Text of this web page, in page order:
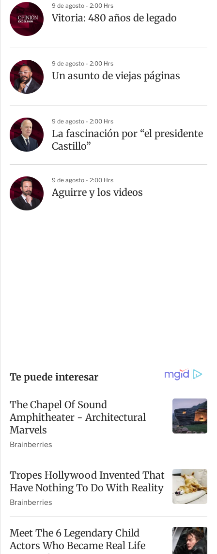
9 de agosto - 2:00 Hrs
Vitoria: 480 años de legado
9 de agosto - 2:00 Hrs
Un asunto de viejas páginas
9 de agosto - 2:00 Hrs
La fascinación por “el presidente
Castillo”
9 de agosto - 2:00 Hrs
Aguirre y los videos